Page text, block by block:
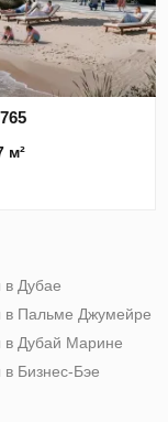
м²
в Дубае
в Пальме Джумейре
в Дубай Марине
в Бизнес-Бэе